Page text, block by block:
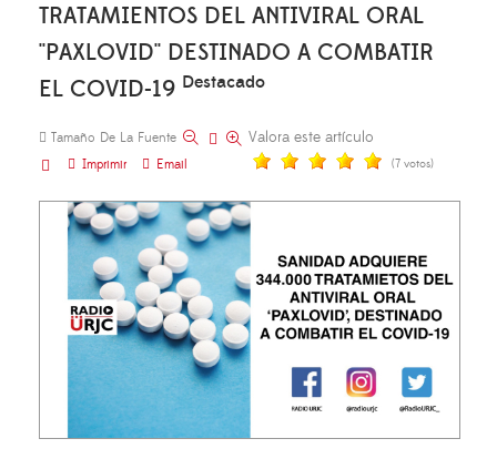
TRATAMIENTOS DEL ANTIVIRAL ORAL
''PAXLOVID'' DESTINADO A COMBATIR
EL COVID-19 Destacado
Tamaño De La Fuente
Imprimir
Email
Valora este artículo
(7 votos)